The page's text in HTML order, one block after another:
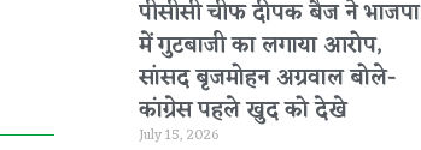
पीसीसी चीफ दीपक बैज ने भाजपा
में गुटबाजी का लगाया आरोप,
सांसद बृजमोहन अग्रवाल बोले-
कांग्रेस पहले खुद को देखे
July 15, 2026